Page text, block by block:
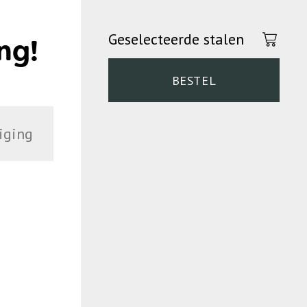
Geselecteerde stalen
BESTEL